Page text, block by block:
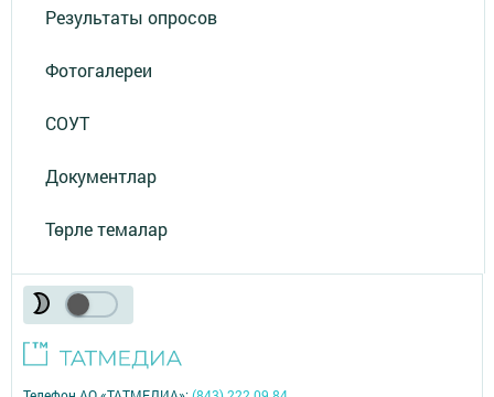
Результаты опросов
Фотогалереи
СОУТ
Документлар
Төрле темалар